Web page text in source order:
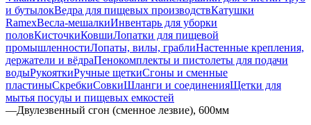
и бутылокВедра для пищевых производствКатушки
RamexВесла-мешалкиИнвентарь для уборки
половКисточкиКовшиЛопатки для пищевой
промышленностиЛопаты, вилы, граблиНастенные крепления,
держатели и вёдраПенокомплекты и пистолеты для подачи
водыРукояткиРучные щеткиСгоны и сменные
пластиныСкребкиСовкиШланги и соединенияЩетки для
мытья посуды и пищевых емкостей
—Двулезвенный сгон (сменное лезвие), 600мм